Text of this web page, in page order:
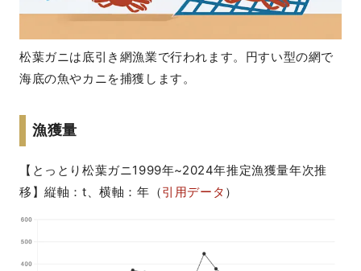
松葉ガニは底引き網漁業で行われます。円すい型の網で
海底の魚やカニを捕獲します。
漁獲量
【とっとり松葉ガニ1999年~2024年推定漁獲量年次推
移】縦軸：t、横軸：年（引用データ ）